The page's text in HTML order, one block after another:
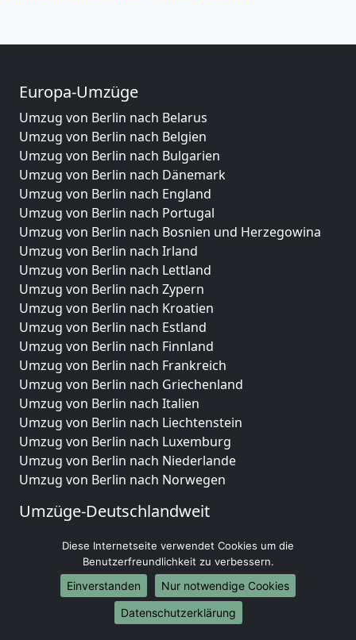
Europa-Umzüge
Umzug von Berlin nach Belarus
Umzug von Berlin nach Belgien
Umzug von Berlin nach Bulgarien
Umzug von Berlin nach Dänemark
Umzug von Berlin nach England
Umzug von Berlin nach Portugal
Umzug von Berlin nach Bosnien und Herzegowina
Umzug von Berlin nach Irland
Umzug von Berlin nach Lettland
Umzug von Berlin nach Zypern
Umzug von Berlin nach Kroatien
Umzug von Berlin nach Estland
Umzug von Berlin nach Finnland
Umzug von Berlin nach Frankreich
Umzug von Berlin nach Griechenland
Umzug von Berlin nach Italien
Umzug von Berlin nach Liechtenstein
Umzug von Berlin nach Luxemburg
Umzug von Berlin nach Niederlande
Umzug von Berlin nach Norwegen
Umzüge-Deutschlandweit
Umzug von Berlin nach Hamburg
Umzug von Berlin nach München
Umzug von Berlin nach Köln
Umzug von Berlin nach Frankfurt am Main
Diese Internetseite verwendet Cookies um die
Benutzerfreundlichkeit zu verbessern.
Einverstanden
Nur notwendige Cookies
Datenschutzerklärung